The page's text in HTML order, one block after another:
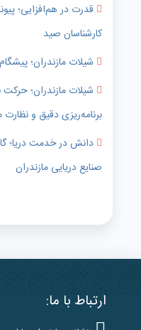
قدرت در هم‌افزایی؛
کارشناسان صید
شیلات مازندران؛
شیلات مازندران؛ حرکت
برنامه‌ریزی دقیق و
دانش در خدمت دریا؛
صنایع دریایی مازندران
ارتباط با ما: